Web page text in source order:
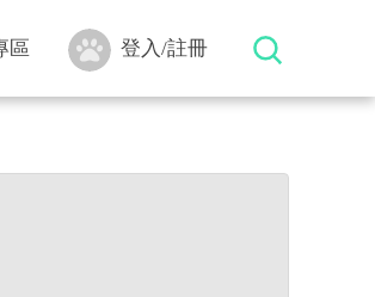
區 登入/註冊